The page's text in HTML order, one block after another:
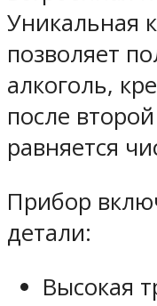
Уникальная
позволяет
алкоголь,
после
равняется
Прибор
детали:
Высокая